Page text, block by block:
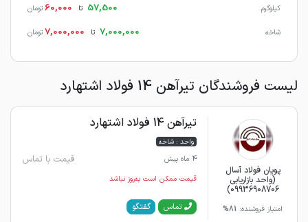
کیلوگرم 57,500 تا 60,000 تومان
شاخه 7,000,000 تا 7,000,000 تومان
لیست فروشندگان تیرآهن 14 فولاد اشتهارد
پویان فولاد آسال
(واحد بازاریابی
09936908706)
امتیاز فروشنده: 81%
تیرآهن 14 فولاد اشتهارد
واحد : شاخه
4 ماه پیش
قیمت با تماس
قیمت ممکن است به‌روز نباشد
تماس گفتگو